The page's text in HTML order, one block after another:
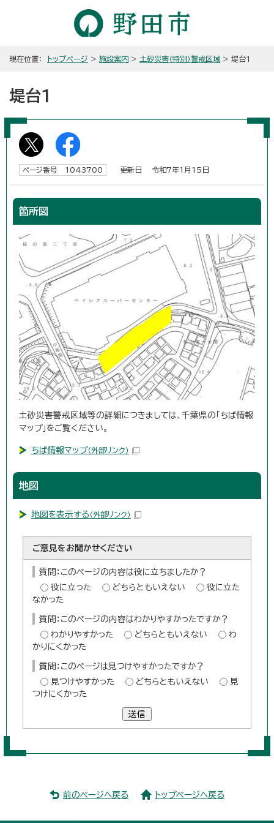
現在位置： トップページ > 施設案内 > 土砂災害（特別）警戒区域 > 堤台1
堤台1
ページ番号 1043700 更新日 令和7年1月15日
箇所図
土砂災害警戒区域等の詳細につきましては、千葉県の「ちば情報
マップ」をご覧ください。
ちば情報マップ（外部リンク）
地図
地図を表示する （外部リンク）
ご意見をお聞かせください
質問：このページの内容は役に立ちましたか？
役に立った
どちらともいえない
役に立た
なかった
質問：このページの内容はわかりやすかったですか？
わかりやすかった
どちらともいえない
わ
かりにくかった
質問：このページは見つけやすかったですか？
見つけやすかった
どちらともいえない
見
つけにくかった
送信
前のページへ戻る トップページへ戻る